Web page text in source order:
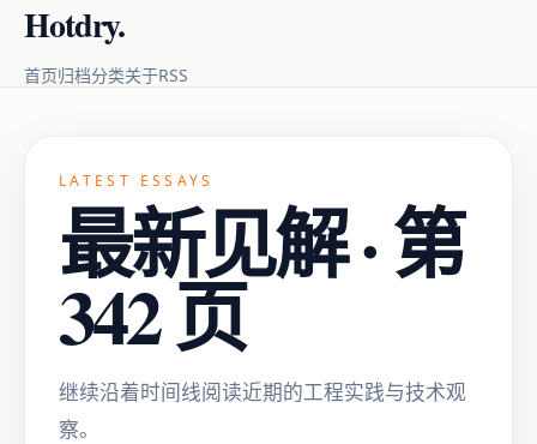
Hotdry.
首页归档分类关于RSS
LATEST ESSAYS
最新见解 · 第
342 页
继续沿着时间线阅读近期的工程实践与技术观
察。